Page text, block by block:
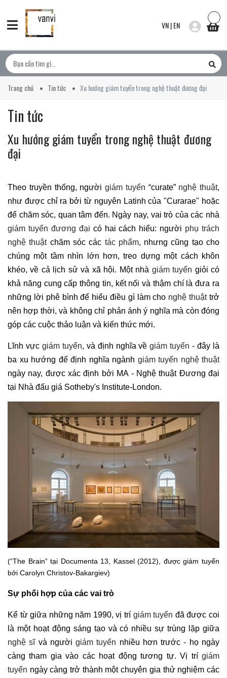
VN|EN
Trang chủ Tin tức Xu hướng giám tuyển trong nghệ thuật đương đại
Tin tức
Xu hướng giám tuyển trong nghệ thuật đương
đại
Theo truyền thống, người giám tuyển “curate” nghệ thuật,
như được chỉ ra bởi từ nguyên Latinh của "Curarae" hoặc
để chăm sóc, quan tâm đến. Ngày nay, vai trò của các nhà
giám tuyển đương đại có hai cách hiểu: người phụ trách
nghệ thuậtchăm sóc các tác phẩm, nhưng cũng tạo cho
chúng một tầm nhìn lớn hơn, treo dựng một cách khôn
khéo, về cả lịch sử và xã hội. Một nhà giám tuyển giỏi có
khả năng cung cấp thông tin, kết nối và thậm chí là đưa ra
những lời phê bình để hiểu điều gì làm cho nghệ thuậttrở
nên hợp thời, và không chỉ phản ánh ý nghĩa mà còn đóng
góp các cuộc thảo luận và kiến thức mới.
Lĩnh vực giám tuyển, và định nghĩa vềgiám tuyển - đây là
ba xu hướng để định nghĩa ngành giám tuyển nghệ thuật
ngày nay, được xác định bởi MA - Nghệ thuật Đương đại
tại Nhà đấu giá Sotheby's Institute-London.
(“The Brain” tại Documenta 13, Kassel (2012), được giám tuyển
bởi Carolyn Christov-Bakargiev)
Sự phối hợp của các vai trò
Kể từ giữa những năm 1990, vị trí giám tuyển đã được coi
là một hoạt động sáng tạo và có nhiều sự trùng lặp giữa
nghệ sĩvà ngườigiám tuyển nhiều hơn trước - họ ngày
càng tham gia vào các hoạt động tương tự. Vị trí giám
tuyển ngày càng trở thành một chuyên gia thử nghiệm các